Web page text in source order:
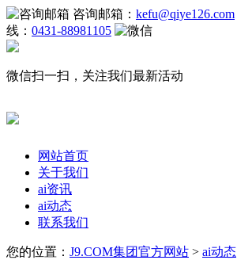
咨询邮箱： kefu@qiye126.com
线： 0431-88981105
微信扫一扫，关注我们最新活动
网站首页
关于我们
ai资讯
ai动态
联系我们
您的位置： J9.COM集团官方网站 > ai动态